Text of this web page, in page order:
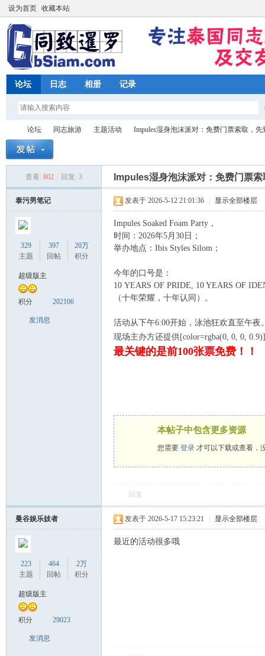
设为首页 收藏本站
论坛 日志 相册 记录
论坛
›
同志旅游
›
主题活动
›
Impules湿身泡沫派对：免费门票索取，先
查看: 802 回复: 3 Impules湿身泡沫派对：免费门票
泰污男笔记
329
主题
397
回帖
20万
积分
超级版主
积分 202106
发消息
发表于 2026-5-12 21:01:36 显示全部楼层
Impules Soaked Foam Party，
时间：2026年5月30日；
举办地点：Ibis Styles Silom；
今年的口号是：
10 YEARS OF PRIDE, 10 YEARS OF
（十年荣耀，十年认同）。
活动从下午6:00开始，泳池狂欢直至午夜
现场主办方还提供[color=rgba(0, 0, 0, 0.9)]
最关键的是前100张票免费！！
本帖子中包含更多资源
您需要 登录才可以下载或查看，
回复
曼谷娱乐妓者
223
主题
464
回帖
2万
积分
超级版主
积分 29023
发消息
发表于 2026-5-17 15:23:21 显示全部楼层
最近的活动很多哦